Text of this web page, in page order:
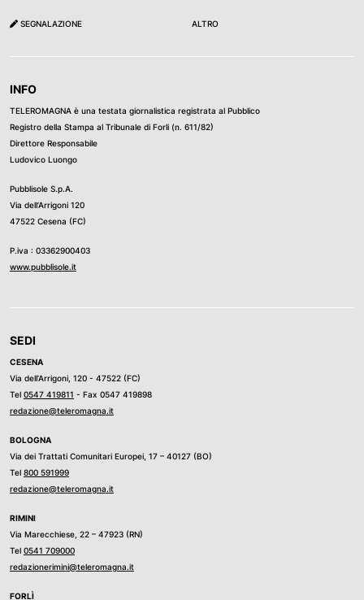
SEGNALAZIONE ALTRO
INFO
TELEROMAGNA è una testata giornalistica registrata al Pubblico
Registro della Stampa al Tribunale di Forli (n. 611/82)
Direttore Responsabile
Ludovico Luongo
Pubblisole S.p.A.
Via dell’Arrigoni 120
47522 Cesena (FC)
P.iva : 03362900403
www.pubblisole.it
SEDI
CESENA
Via dell’Arrigoni, 120 - 47522 (FC)
Tel 0547 419811 - Fax 0547 419898
redazione@teleromagna.it
BOLOGNA
Via dei Trattati Comunitari Europei, 17 – 40127 (BO)
Tel 800 591999
redazione@teleromagna.it
RIMINI
Via Marecchiese, 22 – 47923 (RN)
Tel 0541 709000
redazionerimini@teleromagna.it
FORLÌ